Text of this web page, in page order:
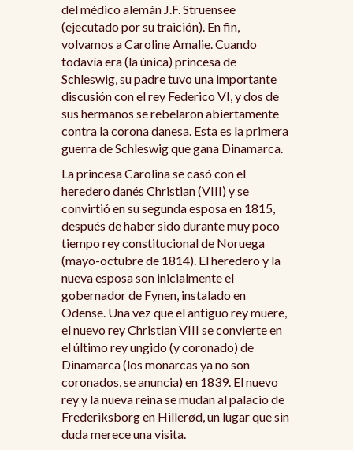
del médico alemán J.F. Struensee
(ejecutado por su traición). En fin,
volvamos a Caroline Amalie. Cuando
todavía era (la única) princesa de
Schleswig, su padre tuvo una importante
discusión con el rey Federico VI, y dos de
sus hermanos se rebelaron abiertamente
contra la corona danesa. Esta es la primera
guerra de Schleswig que gana Dinamarca.
La princesa Carolina se casó con el
heredero danés Christian (VIII) y se
convirtió en su segunda esposa en 1815,
después de haber sido durante muy poco
tiempo rey constitucional de Noruega
(mayo-octubre de 1814). El heredero y la
nueva esposa son inicialmente el
gobernador de Fynen, instalado en
Odense. Una vez que el antiguo rey muere,
el nuevo rey Christian VIII se convierte en
el último rey ungido (y coronado) de
Dinamarca (los monarcas ya no son
coronados, se anuncia) en 1839. El nuevo
rey y la nueva reina se mudan al palacio de
Frederiksborg en Hillerød, un lugar que sin
duda merece una visita.